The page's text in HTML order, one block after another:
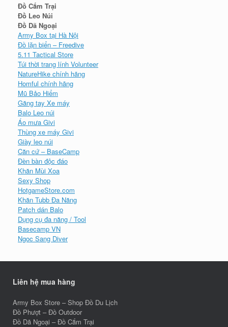
Đồ Cắm Trại
Đồ Leo Núi
Đồ Dã Ngoại
Army Box tại Hà Nội
Đồ lặn biển – Freedive
5.11 Tactical Store
Túi thời trang lính Volunteer
NatureHike chính hãng
Homful chính hãng
Mũ Bảo Hiểm
Găng tay Xe máy
Balo Leo núi
Áo mưa Givi
Thùng xe máy Givi
Giày leo núi
Căn cứ – BaseCamp
Đèn bàn độc đáo
Khăn Mùi Xoa
Sexy Shop
HotgameStore.com
Khăn Tubb Đa Năng
Patch dán Balo
Dụng cụ đa năng / Tool
Basecamp VN
Ngoc Sang Diver
Liên hệ mua hàng
Army Box Store – Shop Đồ Du Lịch
Đồ Phượt – Đồ Outdoor
Đồ Dã Ngoại – Đồ Cắm Trại